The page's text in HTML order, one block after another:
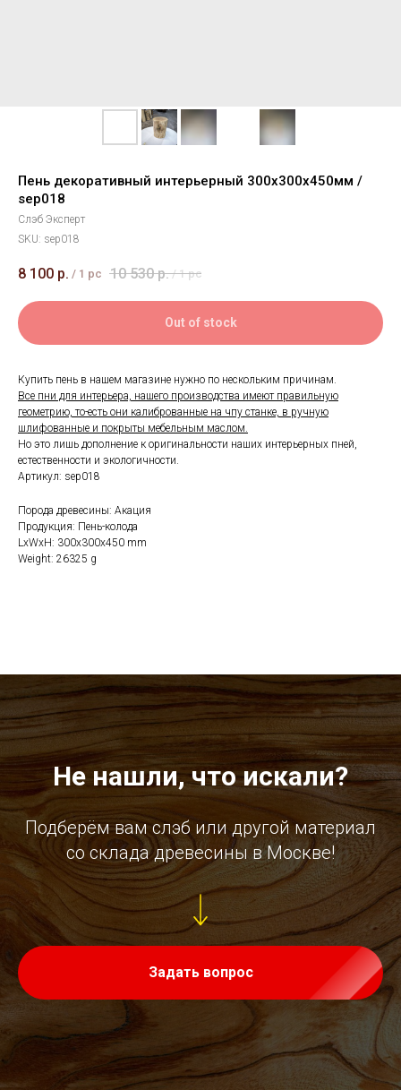
Пень декоративный интерьерный 300х300х450мм /
sep018
Слэб Эксперт
SKU: sep018
8 100 р. / 1 pc 10 530 р. / 1 pc
Out of stock
Купить пень в нашем магазине нужно по нескольким причинам.
Все пни для интерьера, нашего производства имеют правильную
геометрию, то-есть они калиброванные на чпу станке, в ручную
шлифованные и покрыты мебельным маслом.
Но это лишь дополнение к оригинальности наших интерьерных пней,
естественности и экологичности.
Артикул: sep018
Порода древесины: Акация
Продукция: Пень-колода
LxWxH: 300x300x450 mm
Weight: 26325 g
Не нашли, что искали?
Подберём вам слэб или другой материал
со склада древесины в Москве!
Задать вопрос